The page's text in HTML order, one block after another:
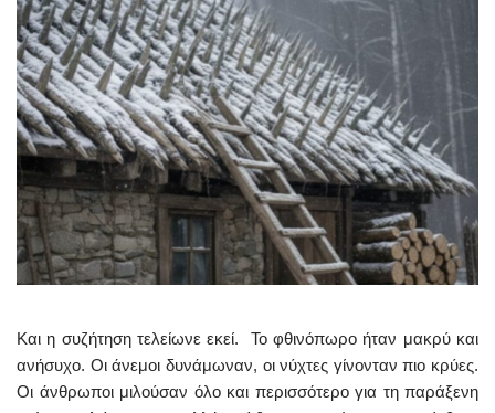
Και η συζήτηση τελείωνε εκεί. Το φθινόπωρο ήταν μακρύ και
ανήσυχο. Οι άνεμοι δυνάμωναν, οι νύχτες γίνονταν πιο κρύες.
Οι άνθρωποι μιλούσαν όλο και περισσότερο για τη παράξενη